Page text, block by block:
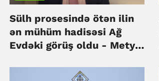
Sülh prosesində ötən ilin
ən mühüm hadisəsi Ağ
Evdəki görüş oldu - Metyu